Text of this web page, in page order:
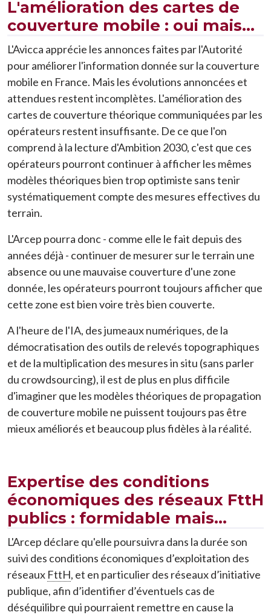
L'amélioration des cartes de
couverture mobile : oui mais...
L'Avicca apprécie les annonces faites par l'Autorité
pour améliorer l'information donnée sur la couverture
mobile en France. Mais les évolutions annoncées et
attendues restent incomplètes. L'amélioration des
cartes de couverture théorique communiquées par les
opérateurs restent insuffisante. De ce que l'on
comprend à la lecture d'Ambition 2030, c'est que ces
opérateurs pourront continuer à afficher les mêmes
modèles théoriques bien trop optimiste sans tenir
systématiquement compte des mesures effectives du
terrain.
L'Arcep pourra donc - comme elle le fait depuis des
années déjà - continuer de mesurer sur le terrain une
absence ou une mauvaise couverture d'une zone
donnée, les opérateurs pourront toujours afficher que
cette zone est bien voire très bien couverte.
A l'heure de l'IA, des jumeaux numériques, de la
démocratisation des outils de relevés topographiques
et de la multiplication des mesures in situ (sans parler
du crowdsourcing), il est de plus en plus difficile
d'imaginer que les modèles théoriques de propagation
de couverture mobile ne puissent toujours pas être
mieux améliorés et beaucoup plus fidèles à la réalité.
Expertise des conditions
économiques des réseaux FttH
publics : formidable mais...
L'Arcep déclare qu'elle poursuivra dans la durée son
suivi des conditions économiques d’exploitation des
réseaux FttH, et en particulier des réseaux d’initiative
publique, afin d’identifier d’éventuels cas de
déséquilibre qui pourraient remettre en cause la